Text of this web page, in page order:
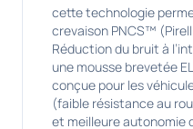
cette technologie
crevaison PNCS™
Réduction du bruit à
une mousse brevetée
conçue pour les
(faible résistance au
et meilleure autonomie